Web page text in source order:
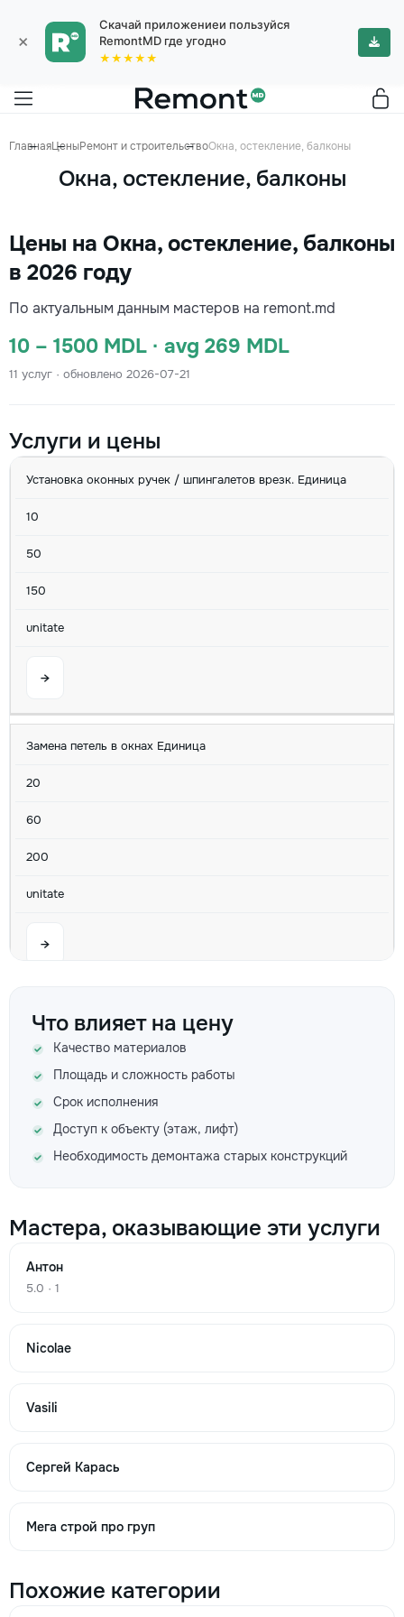
×
Скачай приложениеи пользуйся
RemontMD где угодно
★★★★★
ГлавнаяЦеныРемонт и строительствоОкна, остекление, балконы
Окна, остекление, балконы
Цены на Окна, остекление, балконы
в 2026 году
По актуальным данным мастеров на remont.md
10 – 1500 MDL · avg 269 MDL
11 услуг · обновлено 2026-07-21
Услуги и цены
УСЛУГА MIN AVG MAX U/M
Установка оконных ручек / шпингалетов врезк. Единица
10
50
150
unitate
→
Замена петель в окнах Единица
20
60
200
unitate
→
Установка балконной рамы Кв.м
80
600
m²
400
→
200
Что влияет на цену
Качество материалов
Площадь и сложность работы
Срок исполнения
Доступ к объекту (этаж, лифт)
Необходимость демонтажа старых конструкций
Мастера, оказывающие эти услуги
Антон
5.0 · 1
Nicolae
Vasili
Сергей Карась
Мега строй про груп
Похожие категории